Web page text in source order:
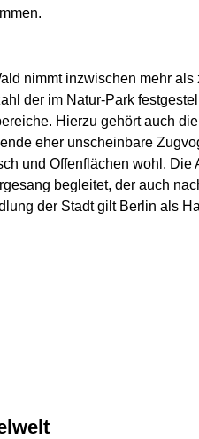
nimmt inzwischen mehr
der im Natur-Park
Hierzu gehört auch
eher unscheinbare
und Offenflächen wohl.
begleitet, der auch
der Stadt gilt Berlin als